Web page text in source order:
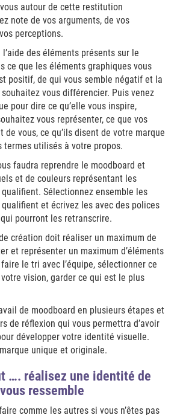
autour de cette restitution
note de vos arguments, de vos
perceptions.
l’aide des éléments présents sur le
ce que les éléments graphiques vous
positif, de qui vous semble négatif et la
vous différencier. Puis venez
pour dire ce qu’elle vous inspire,
vous représenter, ce que vos
vous, ce qu’ils disent de votre marque
termes utilisés à votre propos.
faudra reprendre le moodboard et
et de couleurs représentant les
Sélectionnez ensemble les
et écrivez les avec des polices
pourront les retranscrire.
création doit réaliser un maximum de
et représenter un maximum d’éléments
le tri avec l’équipe, sélectionner ce
vision, garder ce qui est le plus
de moodboard en plusieurs étapes et
de réflexion qui vous permettra d’avoir
développer votre identité visuelle.
unique et originale.
…. réalisez une identité de
ressemble
comme les autres si vous n’êtes pas